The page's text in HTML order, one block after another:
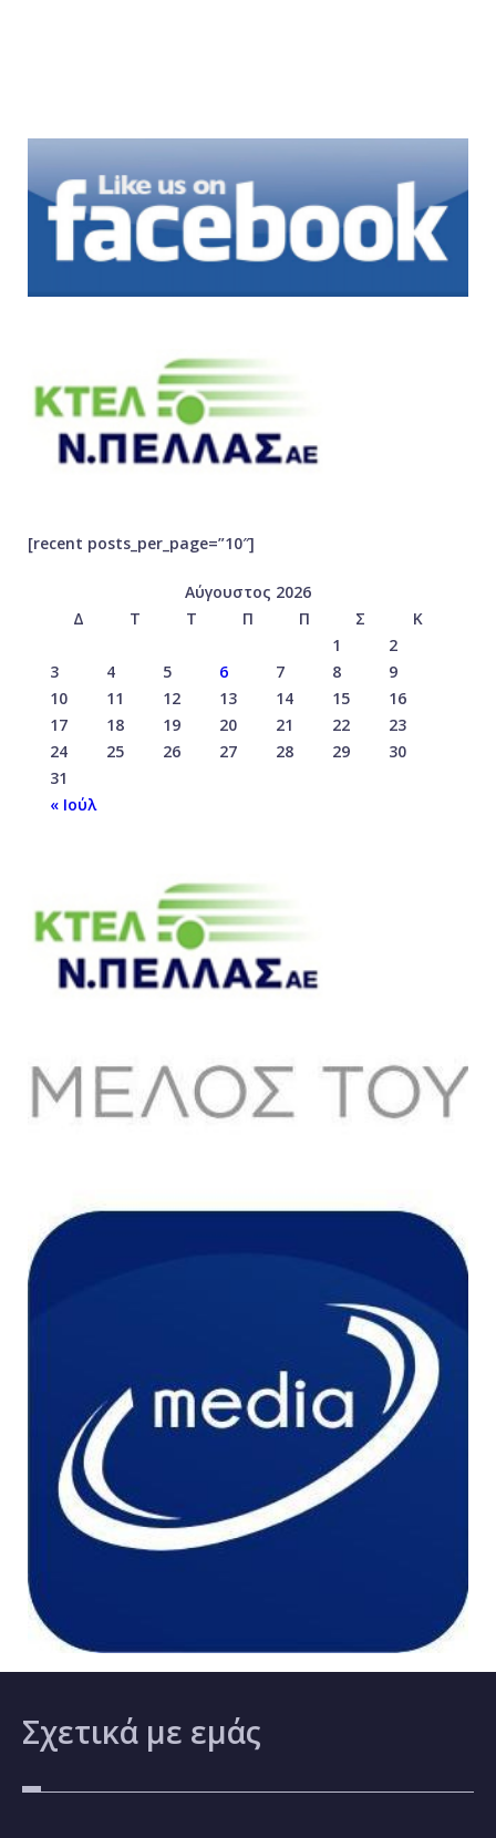
[recent posts_per_page=”10″]
Αύγουστος 2026
Δ
Τ Τ Π Π Σ
Κ
1
2
3
4 5 6 7 8
9
10
11 12 13 14 15
16
17
18 19 20 21 22
23
24
25 26 27 28 29
30
31
« Ιούλ
Σχετικά με εμάς